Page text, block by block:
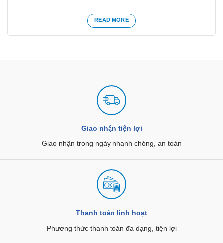
READ MORE
Giao nhận tiện lợi
Giao nhận trong ngày nhanh chóng, an toàn
Thanh toán linh hoạt
Phương thức thanh toán đa dạng, tiện lợi